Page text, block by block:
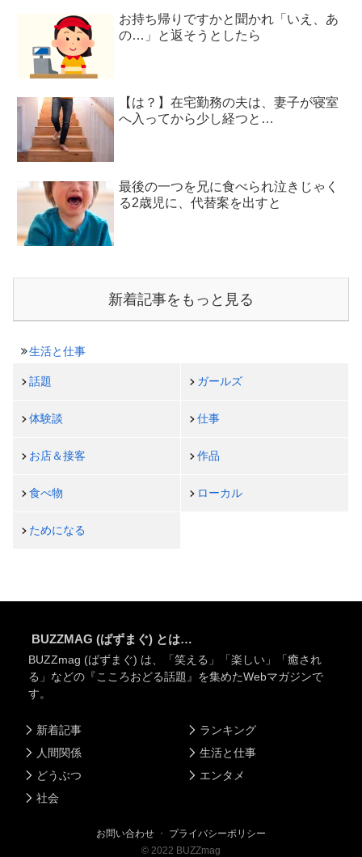
お持ち帰りですかと聞かれ「いえ、あ
の…」と返そうとしたら
【は？】在宅勤務の夫は、妻子が寝室
へ入ってから少し経つと…
最後の一つを兄に食べられ泣きじゃく
る2歳児に、代替案を出すと
新着記事をもっと見る
生活と仕事
話題 ガールズ
体験談 仕事
お店＆接客 作品
食べ物 ローカル
ためになる
BUZZMAG (ばずまぐ) とは…
BUZZmag (ばずまぐ) は、「笑える」「楽しい」「癒され
る」などの『こころおどる話題』を集めたWebマガジンで
す。
新着記事
人間関係
どうぶつ
社会
ランキング
生活と仕事
エンタメ
お問い合わせ ・ プライバシーポリシー
© 2022 BUZZmag